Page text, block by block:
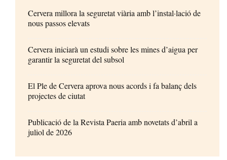
Cervera millora la seguretat viària amb l’instal·lació de
nous passos elevats
Cervera iniciarà un estudi sobre les mines d’aigua per
garantir la seguretat del subsol
El Ple de Cervera aprova nous acords i fa balanç dels
projectes de ciutat
Publicació de la Revista Paeria amb novetats d’abril a
juliol de 2026